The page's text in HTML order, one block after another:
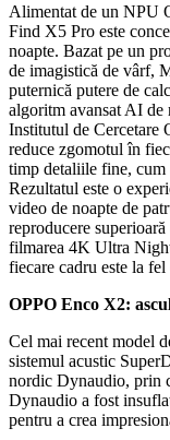
Alimentat de un NPU
Find X5 Pro este
noapte. Bazat pe un
de imagistică de vârf,
puternică putere de
algoritm avansat AI
Institutul de Cercetare
reduce zgomotul în
timp detaliile fine,
Rezultatul este o
video de noapte de
reproducere
filmarea 4K Ultra
fiecare cadru este la
OPPO Enco X2:
Cel mai recent model
sistemul acustic
nordic Dynaudio, prin
Dynaudio a fost
pentru a crea